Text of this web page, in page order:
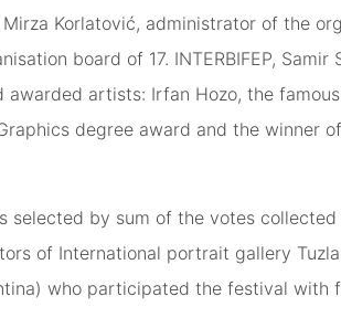
Korlatović, administrator of the
board of 17. INTERBIFEP,
awarded artists: Irfan Hozo, the
degree award and the winner
by sum of the votes
of International portrait gallery
who participated the festival with